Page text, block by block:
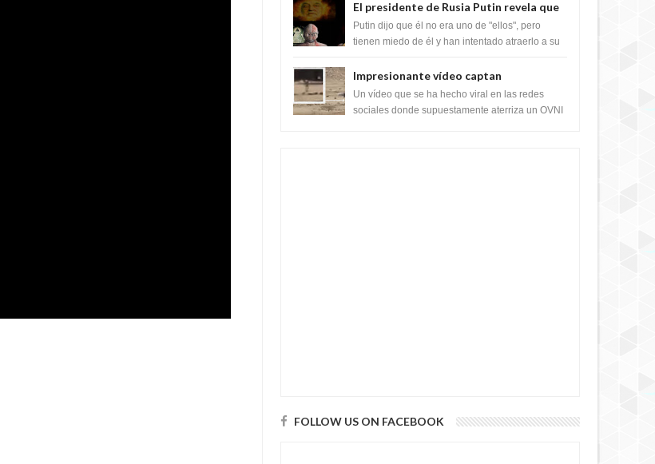
El presidente de Rusia Putin revela que
la clase dominante en el mundo son los
híbridos reptiles
Putin dijo que él no era uno de "ellos", pero
tienen miedo de él y han intentado atraerlo a su
Impresionante vídeo captan
extraterrestres bajando de un OVNI en
Arabia Saudita
Un vídeo que se ha hecho viral en las redes
sociales donde supuestamente aterriza un OVNI
FOLLOW US ON FACEBOOK